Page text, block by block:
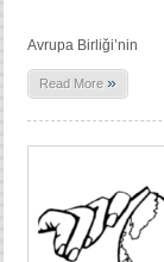
Avrupa Birliği’nin
Read More »